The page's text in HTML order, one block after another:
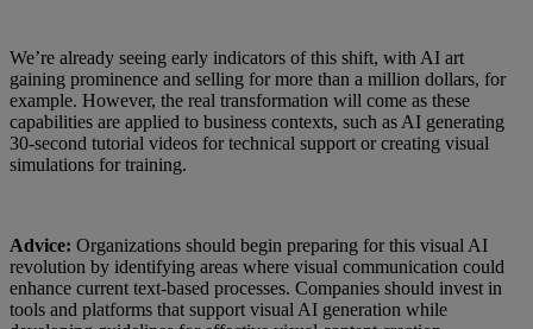
We’re already seeing early indicators of this shift, with AI art
gaining prominence and selling for more than a million dollars, for
example. However, the real transformation will come as these
capabilities are applied to business contexts, such as AI generating
30-second tutorial videos for technical support or creating visual
simulations for training.
Advice: Organizations should begin preparing for this visual AI
revolution by identifying areas where visual communication could
enhance current text-based processes. Companies should invest in
tools and platforms that support visual AI generation while